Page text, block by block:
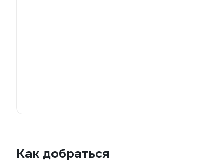
Как добраться